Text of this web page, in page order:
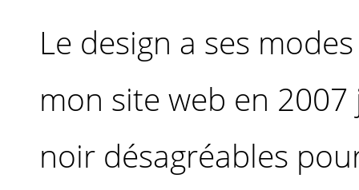
Le design a ses
mon site web en
noir désagréables